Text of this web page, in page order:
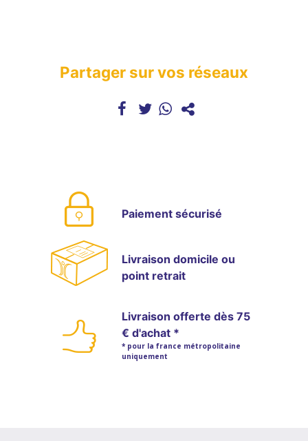
Partager sur vos réseaux
Paiement sécurisé
Livraison domicile ou
point retrait
Livraison offerte dès 75
€ d'achat *
* pour la france métropolitaine
uniquement